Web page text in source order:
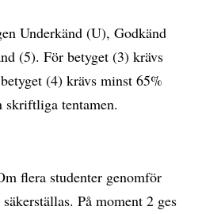
Underkänd (U), Godkänd
(5). För betyget (3) krävs
(4) krävs minst 65%
skriftliga tentamen.
flera studenter genomför
På moment 2 ges